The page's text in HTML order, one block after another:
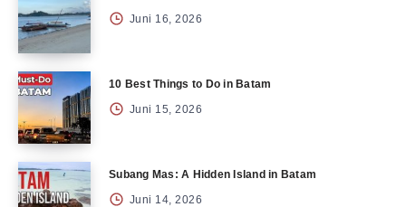
Juni 16, 2026
10 Best Things to Do in Batam
Juni 15, 2026
Subang Mas: A Hidden Island in Batam
Juni 14, 2026